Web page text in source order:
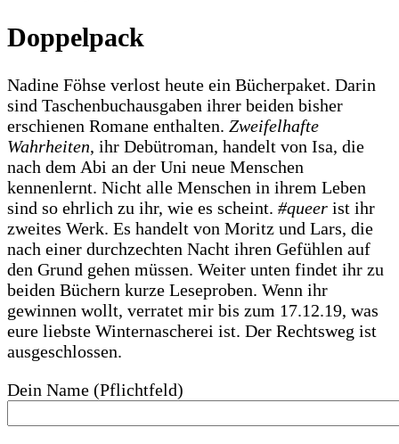
Doppelpack
Nadine Föhse verlost heute ein Bücherpaket. Darin
sind Taschenbuchausgaben ihrer beiden bisher
erschienen Romane enthalten. Zweifelhafte
Wahrheiten, ihr Debütroman, handelt von Isa, die
nach dem Abi an der Uni neue Menschen
kennenlernt. Nicht alle Menschen in ihrem Leben
sind so ehrlich zu ihr, wie es scheint. #queer ist ihr
zweites Werk. Es handelt von Moritz und Lars, die
nach einer durchzechten Nacht ihren Gefühlen auf
den Grund gehen müssen. Weiter unten findet ihr zu
beiden Büchern kurze Leseproben. Wenn ihr
gewinnen wollt, verratet mir bis zum 17.12.19, was
eure liebste Winternascherei ist. Der Rechtsweg ist
ausgeschlossen.
Dein Name (Pflichtfeld)